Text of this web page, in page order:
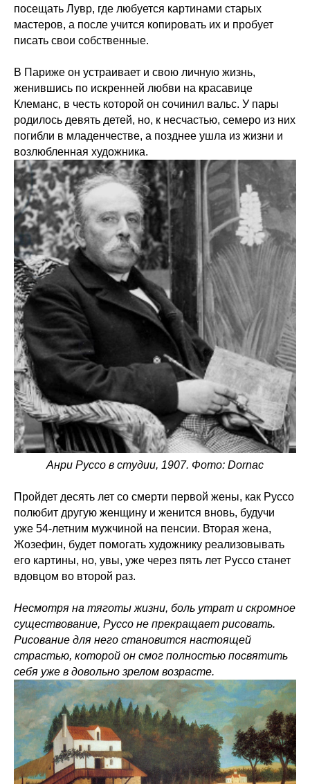
посещать Лувр, где любуется картинами старых
мастеров, а после учится копировать их и пробует
писать свои собственные.
В Париже он устраивает и свою личную жизнь,
женившись по искренней любви на красавице
Клеманс, в честь которой он сочинил вальс. У пары
родилось девять детей, но, к несчастью, семеро из них
погибли в младенчестве, а позднее ушла из жизни и
возлюбленная художника.
Анри Руссо в студии, 1907. Фото: Dornac
Пройдет десять лет со смерти первой жены, как Руссо
полюбит другую женщину и женится вновь, будучи
уже 54-летним мужчиной на пенсии. Вторая жена,
Жозефин, будет помогать художнику реализовывать
его картины, но, увы, уже через пять лет Руссо станет
вдовцом во второй раз.
Несмотря на тяготы жизни, боль утрат и скромное
существование, Руссо не прекращает рисовать.
Рисование для него становится настоящей
страстью, которой он смог полностью посвятить
себя уже в довольно зрелом возрасте.